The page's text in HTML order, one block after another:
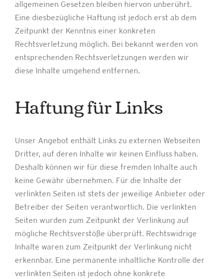
allgemeinen Gesetzen bleiben hiervon unberührt.
Eine diesbezügliche Haftung ist jedoch erst ab dem
Zeitpunkt der Kenntnis einer konkreten
Rechtsverletzung möglich. Bei bekannt werden von
entsprechenden Rechtsverletzungen werden wir
diese Inhalte umgehend entfernen.
Haftung für Links
Unser Angebot enthält Links zu externen Webseiten
Dritter, auf deren Inhalte wir keinen Einfluss haben.
Deshalb können wir für diese fremden Inhalte auch
keine Gewähr übernehmen. Für die Inhalte der
verlinkten Seiten ist stets der jeweilige Anbieter oder
Betreiber der Seiten verantwortlich. Die verlinkten
Seiten wurden zum Zeitpunkt der Verlinkung auf
mögliche Rechtsverstöße überprüft. Rechtswidrige
Inhalte waren zum Zeitpunkt der Verlinkung nicht
erkennbar. Eine permanente inhaltliche Kontrolle der
verlinkten Seiten ist jedoch ohne konkrete